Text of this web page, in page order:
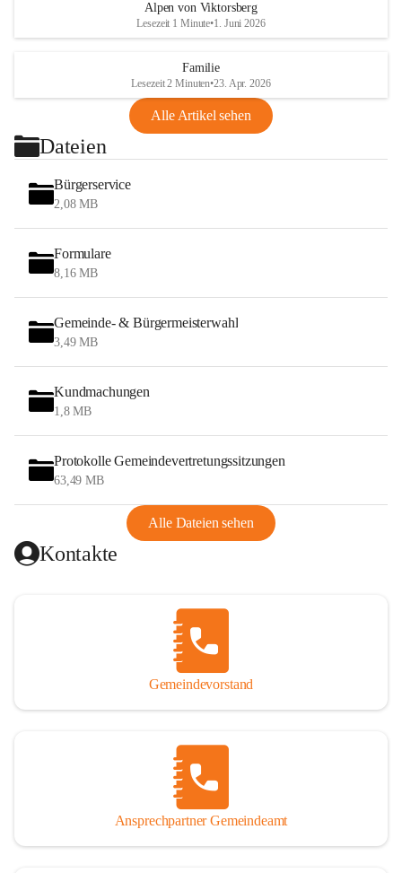
Alpen von Viktorsberg
Lesezeit 1 Minute•1. Juni 2026
Familie
Lesezeit 2 Minuten•23. Apr. 2026
Alle Artikel sehen
Dateien
Bürgerservice
2,08 MB
Formulare
8,16 MB
Gemeinde- & Bürgermeisterwahl
3,49 MB
Kundmachungen
1,8 MB
Protokolle Gemeindevertretungssitzungen
63,49 MB
Alle Dateien sehen
Kontakte
Gemeindevorstand
Ansprechpartner Gemeindeamt